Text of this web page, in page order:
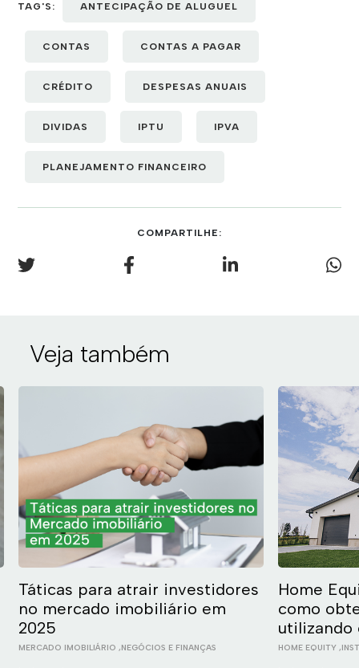
TAG'S: ANTECIPAÇÃO DE ALUGUEL
CONTAS CONTAS A PAGAR
CRÉDITO DESPESAS ANUAIS
DIVIDAS IPTU IPVA
PLANEJAMENTO FINANCEIRO
COMPARTILHE:
Veja também
Táticas para atrair investidores
no mercado imobiliário em
2025
MERCADO IMOBILIÁRIO ,NEGÓCIOS E FINANÇAS
Home
como
utilizando
HOME EQUITY,